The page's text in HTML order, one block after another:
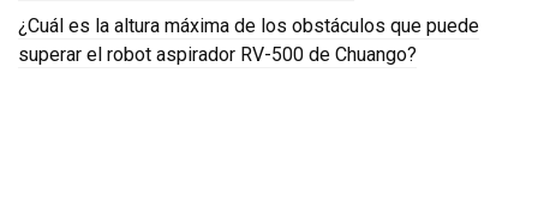
¿Cuál es la altura máxima de los obstáculos que puede
superar el robot aspirador RV-500 de Chuango?